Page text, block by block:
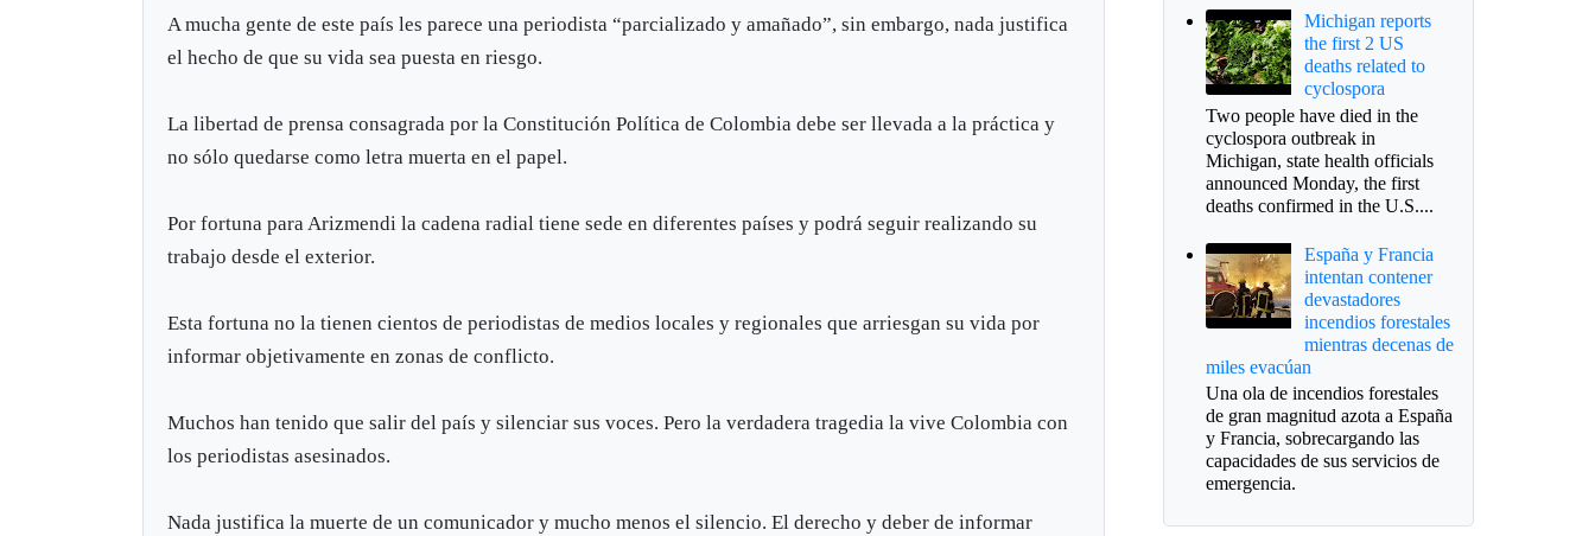
A mucha gente de este país les parece una periodista “parcializado y amañado”, sin embargo, nada justifica
el hecho de que su vida sea puesta en riesgo.
La libertad de prensa consagrada por la Constitución Política de Colombia debe ser llevada a la práctica y
no sólo quedarse como letra muerta en el papel.
Por fortuna para Arizmendi la cadena radial tiene sede en diferentes países y podrá seguir realizando su
trabajo desde el exterior.
Esta fortuna no la tienen cientos de periodistas de medios locales y regionales que arriesgan su vida por
informar objetivamente en zonas de conflicto.
Muchos han tenido que salir del país y silenciar sus voces. Pero la verdadera tragedia la vive Colombia con
los periodistas asesinados.
Nada justifica la muerte de un comunicador y mucho menos el silencio. El derecho y deber de informar
Michigan reports
the first 2 US
deaths related to
cyclospora
Two people have died in the
cyclospora outbreak in
Michigan, state health officials
announced Monday, the first
deaths confirmed in the U.S....
España y Francia
intentan contener
devastadores
incendios forestales
mientras decenas de
miles evacúan
Una ola de incendios forestales
de gran magnitud azota a España
y Francia, sobrecargando las
capacidades de sus servicios de
emergencia.